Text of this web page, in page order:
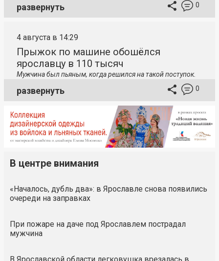
развернуть 0
4 августа в 14:29
Прыжок по машине обошёлся
ярославцу в 110 тысяч
Мужчина был пьяным, когда решился на такой поступок.
развернуть 0
В центре внимания
«Началось, дубль два»: в Ярославле снова появились
очереди на заправках
При пожаре на даче под Ярославлем пострадал
мужчина